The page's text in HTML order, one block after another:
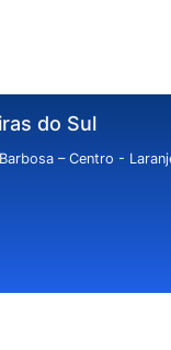
do Sul
– Centro -